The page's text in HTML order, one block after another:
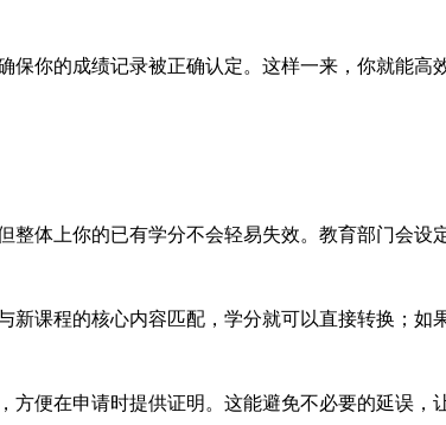
的成绩记录被正确认定。这样一来，你就能高
上你的已有学分不会轻易失效。教育部门会设
程的核心内容匹配，学分就可以直接转换；如
在申请时提供证明。这能避免不必要的延误，